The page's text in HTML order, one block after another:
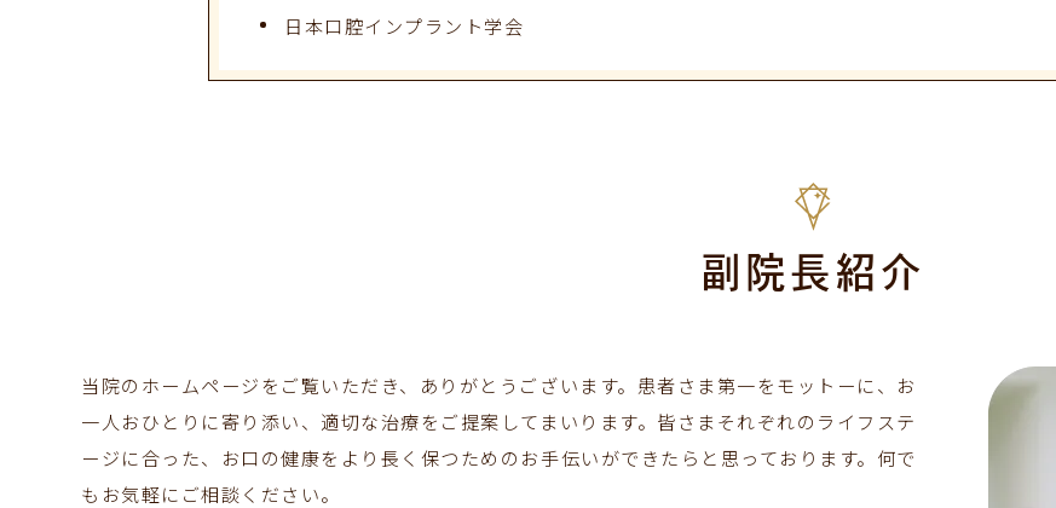
日本口腔インプラント学会
副院長紹介
当院のホームページをご覧いただき、ありがとうございます。患者さま第一をモットーに、お
一人おひとりに寄り添い、適切な治療をご提案してまいります。皆さまそれぞれのライフステ
ージに合った、お口の健康をより長く保つためのお手伝いができたらと思っております。何で
もお気軽にご相談ください。